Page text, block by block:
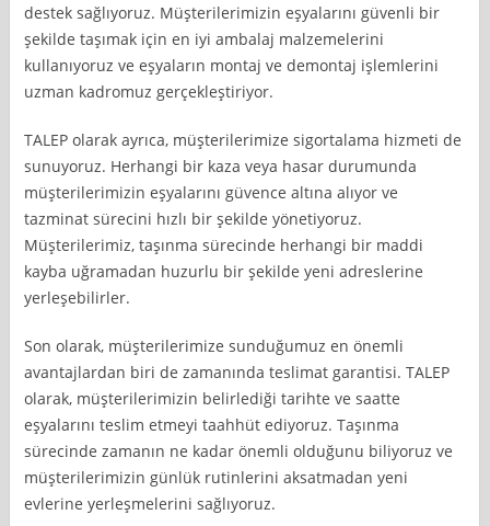
destek sağlıyoruz. Müşterilerimizin eşyalarını güvenli bir
şekilde taşımak için en iyi ambalaj malzemelerini
kullanıyoruz ve eşyaların montaj ve demontaj işlemlerini
uzman kadromuz gerçekleştiriyor.
TALEP olarak ayrıca, müşterilerimize sigortalama hizmeti de
sunuyoruz. Herhangi bir kaza veya hasar durumunda
müşterilerimizin eşyalarını güvence altına alıyor ve
tazminat sürecini hızlı bir şekilde yönetiyoruz.
Müşterilerimiz, taşınma sürecinde herhangi bir maddi
kayba uğramadan huzurlu bir şekilde yeni adreslerine
yerleşebilirler.
Son olarak, müşterilerimize sunduğumuz en önemli
avantajlardan biri de zamanında teslimat garantisi. TALEP
olarak, müşterilerimizin belirlediği tarihte ve saatte
eşyalarını teslim etmeyi taahhüt ediyoruz. Taşınma
sürecinde zamanın ne kadar önemli olduğunu biliyoruz ve
müşterilerimizin günlük rutinlerini aksatmadan yeni
evlerine yerleşmelerini sağlıyoruz.